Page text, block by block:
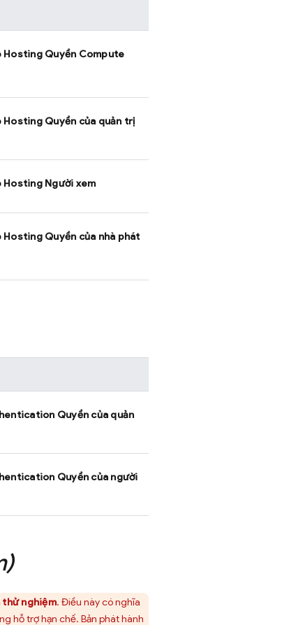
HostingQuyền Compute
HostingQuyền của quản trị
HostingNgười xem
HostingQuyền của nhà phát
Quyền của quản
Quyền của người
thử nghiệm. Điều này có nghĩa
hỗ trợ hạn chế. Bản phát hành